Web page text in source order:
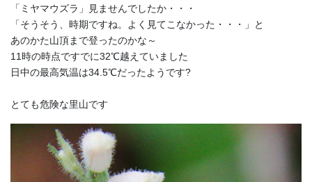
「ミヤマウズラ」見ませんでしたか・・・
「そうそう、時期ですね。よく見てこなかった・・・」と
あのかた山頂まで登ったのかな～
11時の時点ですでに32℃越えていました
日中の最高気温は34.5℃だったようです?
とても危険な里山です